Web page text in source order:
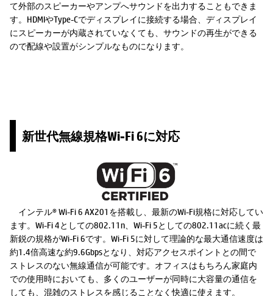
て外部のスピーカーやアンプへサウンドを出力することもできま
す。HDMIやType-Cでディスプレイに接続する場合、ディスプレイ
にスピーカーが内蔵されていなくても、サウンドの再生ができる
ので配線や設置がシンプルなものになります。
新世代無線規格Wi-Fi 6に対応
インテル® Wi-Fi 6 AX201を搭載し、最新のWi-Fi規格に対応してい
ます。Wi-Fi 4としての802.11n、Wi-Fi 5としての802.11acに続く最
新鋭の規格がWi-Fi 6です。Wi-Fi 5に対して理論的な最大通信速度は
約1.4倍高速な約9.6Gbpsとなり、対応アクセスポイントとの間で
ストレスのない無線通信が可能です。オフィスはもちろん家庭内
での使用時においても、多くのユーザーが同時に大容量の通信を
しても、混雑のストレスを感じることなく快適に使えます。